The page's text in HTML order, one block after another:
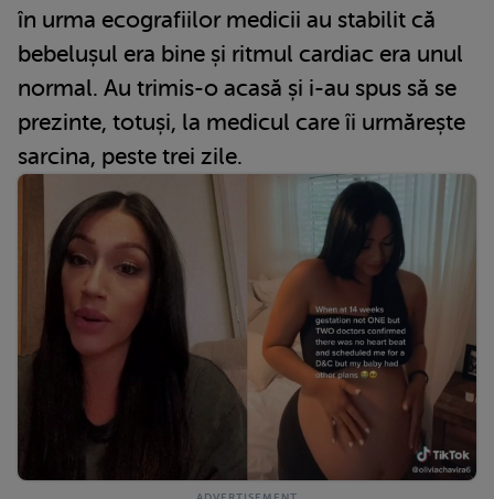
în urma ecografiilor medicii au stabilit că
bebelușul era bine și ritmul cardiac era unul
normal. Au trimis-o acasă și i-au spus să se
prezinte, totuși, la medicul care îi urmărește
sarcina, peste trei zile.